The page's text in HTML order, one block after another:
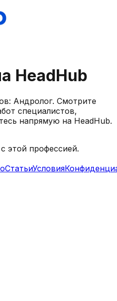
HeadHub
Андролог. Смотрите
специалистов,
напрямую на HeadHub.
этой профессией.
СтатьиУсловия